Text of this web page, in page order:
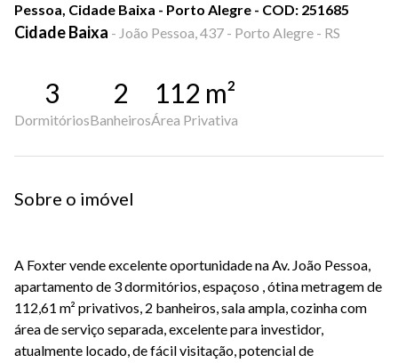
Pessoa, Cidade Baixa - Porto Alegre - COD: 251685
Cidade Baixa - João Pessoa, 437 - Porto Alegre - RS
3
Dormitórios
2
Banheiros
112 m²
Área Privativa
Sobre o imóvel
A Foxter vende excelente oportunidade na Av. João Pessoa,
apartamento de 3 dormitórios, espaçoso , ótina metragem de
112,61 m² privativos, 2 banheiros, sala ampla, cozinha com
área de serviço separada, excelente para investidor,
atualmente locado, de fácil visitação, potencial de